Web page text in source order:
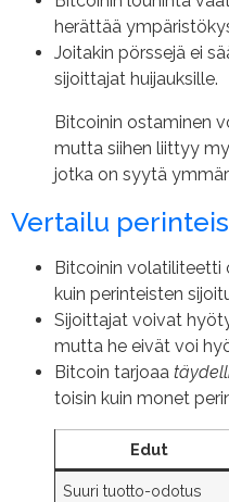
herättää
Joitakin pörssejä ei
sijoittajat huijauksille.
Bitcoinin ostaminen
mutta siihen liittyy
jotka on syytä
Vertailu
Bitcoinin
kuin perinteisten
Sijoittajat voivat
mutta he eivät voi
Bitcoin tarjoaa
toisin kuin monet
Edut
Suuri tuotto-odotus